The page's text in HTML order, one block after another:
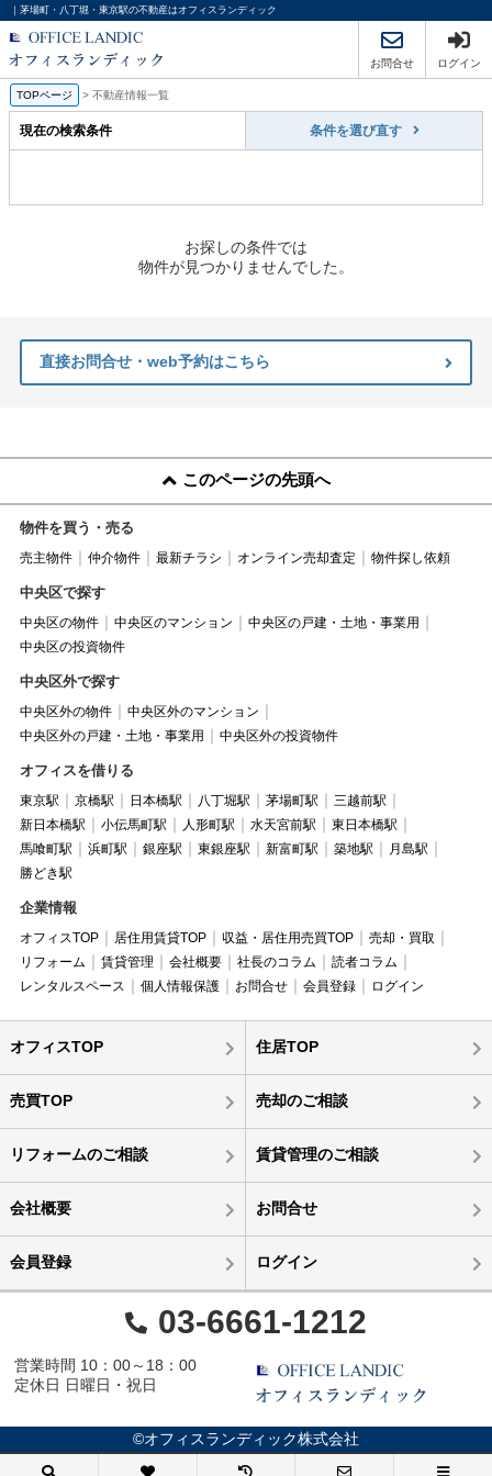
｜茅場町・八丁堀・東京駅の不動産はオフィスランディック
お問合せ ログイン
TOPページ > 不動産情報一覧
現在の検索条件 条件を選び直す
お探しの条件では
物件が見つかりませんでした。
直接お問合せ・web予約はこちら
このページの先頭へ
物件を買う・売る
売主物件 仲介物件 最新チラシ オンライン売却査定 物件探し依頼
中央区で探す
中央区の物件 中央区のマンション
中央区の戸建・土地・事業用
中央区の投資物件
中央区外で探す
中央区外の物件
中央区外のマンション
中央区外の戸建・土地・事業用
中央区外の投資物件
オフィスを借りる
東京駅 京橋駅 日本橋駅 八丁堀駅 茅場町駅
三越前駅
新日本橋駅
小伝馬町駅 人形町駅 水天宮前駅
東日本橋駅
馬喰町駅
浜町駅 銀座駅 東銀座駅 新富町駅 築地駅
月島駅
勝どき駅
企業情報
オフィスTOP 居住用賃貸TOP 収益・居住用売買TOP
売却・買取
リフォーム
賃貸管理 会社概要 社長のコラム
読者コラム
レンタルスペース
個人情報保護 お問合せ 会員登録 ログイン
オフィスTOP 住居TOP
売買TOP 売却のご相談
リフォームのご相談 賃貸管理のご相談
会社概要 お問合せ
会員登録 ログイン
03-6661-1212
営業時間 10：00～18：00
定休日 日曜日・祝日
©オフィスランディック株式会社